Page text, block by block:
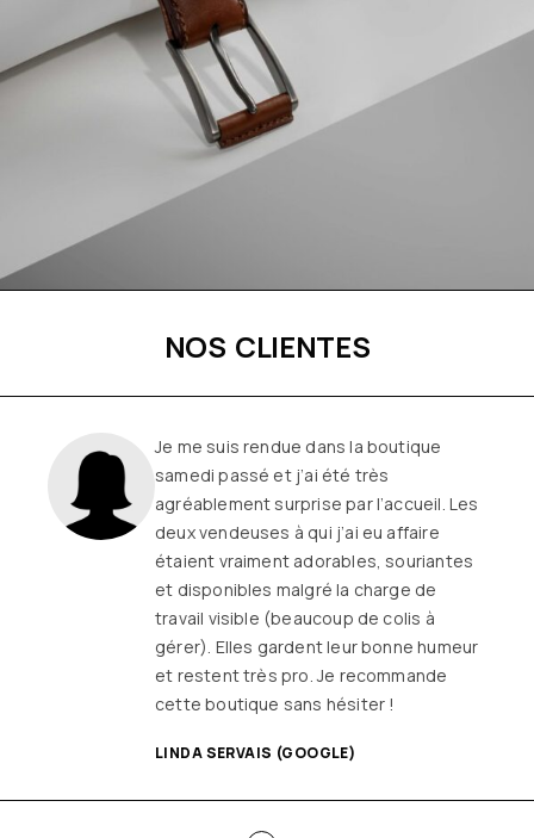
NOS CLIENTES
Je me suis rendue dans la boutique
samedi passé et j’ai été très
agréablement surprise par l’accueil. Les
deux vendeuses à qui j’ai eu affaire
étaient vraiment adorables, souriantes
et disponibles malgré la charge de
travail visible (beaucoup de colis à
gérer). Elles gardent leur bonne humeur
et restent très pro. Je recommande
cette boutique sans hésiter !
LINDA SERVAIS (GOOGLE)